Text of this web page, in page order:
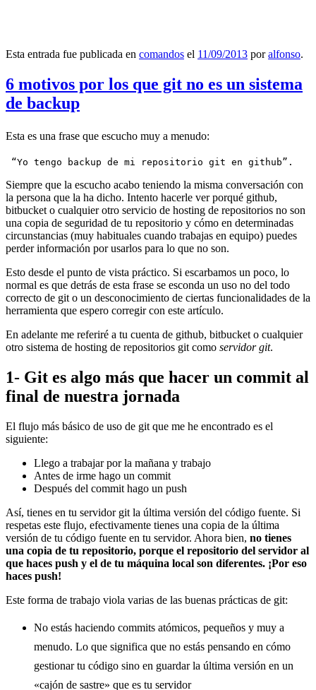
Esta entrada fue publicada en comandos el 11/09/2013 poralfonso.
6 motivos por los que git no es un sistema
de backup
Esta es una frase que escucho muy a menudo:
“Yo tengo backup de mi repositorio git en github”.
Siempre que la escucho acabo teniendo la misma conversación con
la persona que la ha dicho. Intento hacerle ver porqué github,
bitbucket o cualquier otro servicio de hosting de repositorios no son
una copia de seguridad de tu repositorio y cómo en determinadas
circunstancias (muy habituales cuando trabajas en equipo) puedes
perder información por usarlos para lo que no son.
Esto desde el punto de vista práctico. Si escarbamos un poco, lo
normal es que detrás de esta frase se esconda un uso no del todo
correcto de git o un desconocimiento de ciertas funcionalidades de la
herramienta que espero corregir con este artículo.
En adelante me referiré a tu cuenta de github, bitbucket o cualquier
otro sistema de hosting de repositorios git como servidor git.
1- Git es algo más que hacer un commit al
final de nuestra jornada
El flujo más básico de uso de git que me he encontrado es el
siguiente:
Llego a trabajar por la mañana y trabajo
Antes de irme hago un commit
Después del commit hago un push
Así, tienes en tu servidor git la última versión del código fuente. Si
respetas este flujo, efectivamente tienes una copia de la última
versión de tu código fuente en tu servidor. Ahora bien, no tienes
una copia de tu repositorio, porque el repositorio del servidor al
que haces push y el de tu máquina local son diferentes. ¡Por eso
haces push!
Este forma de trabajo viola varias de las buenas prácticas de git:
No estás haciendo commits atómicos, pequeños y muy a
menudo. Lo que significa que no estás pensando en cómo
gestionar tu código sino en guardar la última versión en un
«cajón de sastre» que es tu servidor